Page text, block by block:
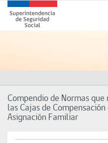
principalSuperintendencia
de
Seguridad
Gobierno
Compendio de Normas que
las Cajas de Compensación
Asignación Familiar